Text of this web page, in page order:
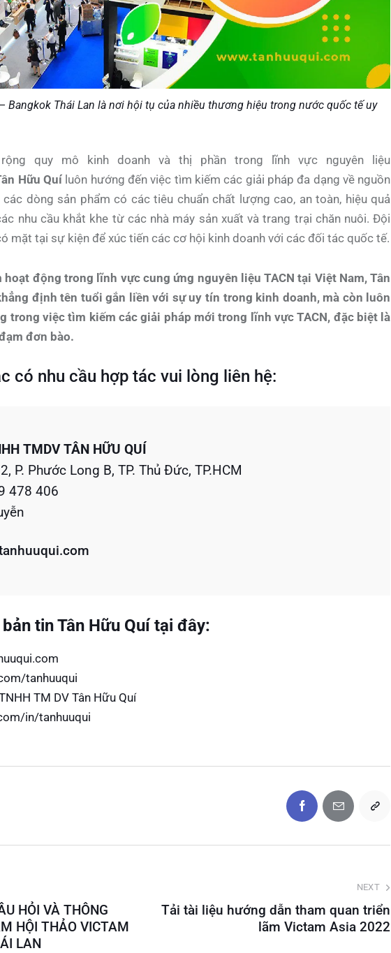
Bangkok Thái Lan là nơi hội tụ của nhiều thương hiệu trong nước quốc tế uy
quy mô kinh doanh và thị phần trong lĩnh vực nguyên liệu
Hữu Quí luôn hướng đến việc tìm kiếm các giải pháp đa dạng về nguồn
các dòng sản phẩm có các tiêu chuẩn chất lượng cao, an toàn, hiệu quả
nhu cầu khắt khe từ các nhà máy sản xuất và trang trại chăn nuôi. Đội
mặt tại sự kiện để xúc tiến các cơ hội kinh doanh với các đối tác quốc tế.
hoạt động trong lĩnh vực cung ứng nguyên liệu TACN tại Việt Nam, Tân
định tên tuổi gắn liền với sự uy tín trong kinh doanh, mà còn luôn
trong việc tìm kiếm các giải pháp mới trong lĩnh vực TACN, đặc biệt là
đơn bào.
có nhu cầu hợp tác vui lòng liên hệ:
TMDV TÂN HỮU QUÍ
P. Phước Long B, TP. Thủ Đức, TP.HCM
478 406
tin Tân Hữu Quí tại đây:
tanhuuqui
TM DV Tân Hữu Quí
in/tanhuuqui
HỎI VÀ THÔNG
HỘI THẢO VICTAM
LAN
NEXT
Tải tài liệu hướng dẫn tham quan triển
lãm Victam Asia 2022